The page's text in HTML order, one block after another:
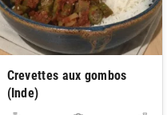
Crevettes aux gombos
(Inde)